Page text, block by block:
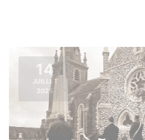
14
JUILLET
2025